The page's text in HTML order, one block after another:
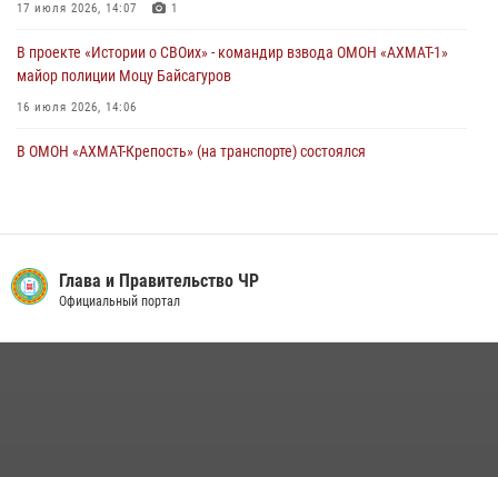
17 июля 2026, 14:07 1
В проекте «Истории о СВОих» - командир взвода ОМОН «АХМАТ-1»
майор полиции Моцу Байсагуров
16 июля 2026, 14:06
В ОМОН «АХМАТ-Крепость» (на транспорте) состоялся
владельцев гражданского оружия об изменениях в
законодательстве
Глава и Правительство ЧР
Официальный портал